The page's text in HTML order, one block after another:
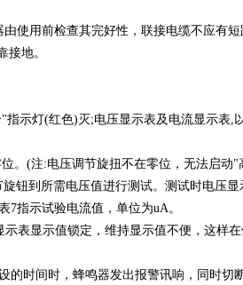
使用前检查其完好性，联接电缆不应有
接地。
示灯(红色)灭;电压显示表及电流显示表,
。(注:电压调节旋扭不在零位，无法启动"
钮到所需电压值进行测试。测试时电压
7指示试验电流值，单位为uA。
表显示值锁定，维持显示值不便，这样
时间时，蜂鸣器发出报警讯响，同时切